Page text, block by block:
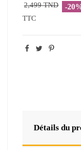
2,499 TND -
TTC
Détails du